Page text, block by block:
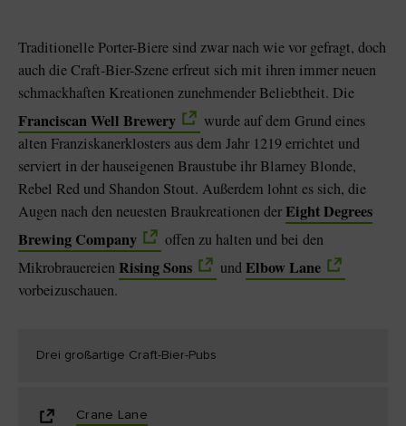
Traditionelle Porter-Biere sind zwar nach wie vor gefragt, doch
auch die Craft-Bier-Szene erfreut sich mit ihren immer neuen
schmackhaften Kreationen zunehmender Beliebtheit. Die
Franciscan Well Brewery
wurde auf dem Grund eines
alten Franziskanerklosters aus dem Jahr 1219 errichtet und
serviert in der hauseigenen Braustube ihr Blarney Blonde,
Rebel Red und Shandon Stout. Außerdem lohnt es sich, die
Augen nach den neuesten Braukreationen derEight Degrees
Brewing Company
offen zu halten und bei den
Mikrobrauereien Rising Sons undElbow Lane
vorbeizuschauen.
Drei großartige Craft-Bier-Pubs
Crane Lane